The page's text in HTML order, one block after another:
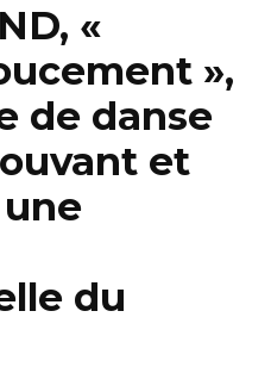
«
»,
de danse
et
du